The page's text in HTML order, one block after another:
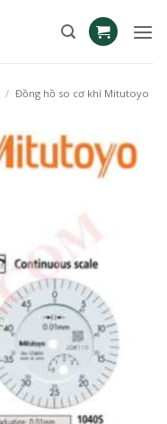
/ Đồng hồ so cơ khí Mitutoyo